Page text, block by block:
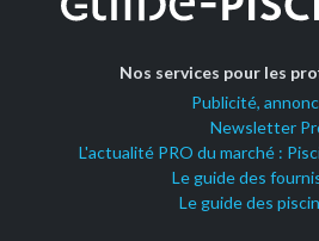
Nos services pour les
Publicité,
Newsletter
L'actualité PRO du marché :
Le guide des
Le guide des